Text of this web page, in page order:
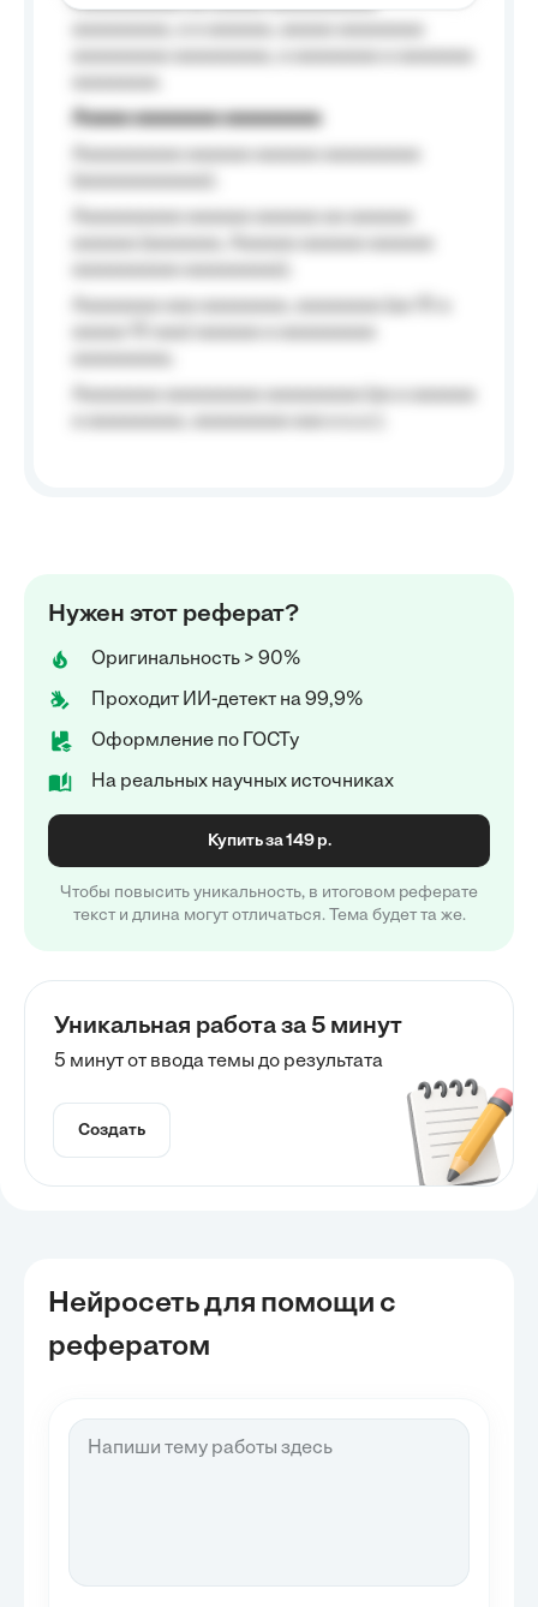
Aaaaa aaaaaaaa aaaaaaaaa
Нужен этот реферат?
Оригинальность > 90%
Проходит ИИ-детект на 99,9%
Оформление по ГОСТу
На реальных научных источниках
Купить за 149 р.
Чтобы повысить уникальность, в итоговом реферате
текст и длина могут отличаться. Тема будет та же.
Уникальная работа за 5 минут
5 минут от ввода темы до результата
Создать
Нейросеть для помощи с
рефератом